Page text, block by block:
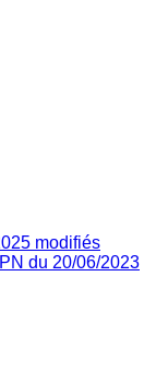
modifiés
du 20/06/2023